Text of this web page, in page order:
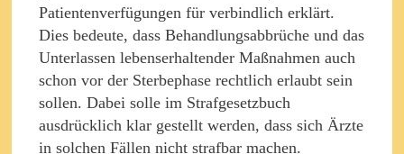
Patientenverfügungen für verbindlich erklärt.
Dies bedeute, dass Behandlungsabbrüche und das
Unterlassen lebenserhaltender Maßnahmen auch
schon vor der Sterbephase rechtlich erlaubt sein
sollen. Dabei solle im Strafgesetzbuch
ausdrücklich klar gestellt werden, dass sich Ärzte
in solchen Fällen nicht strafbar machen.